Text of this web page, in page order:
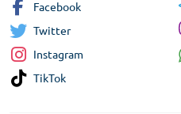
Facebook
Twitter
Instagram
TikTok